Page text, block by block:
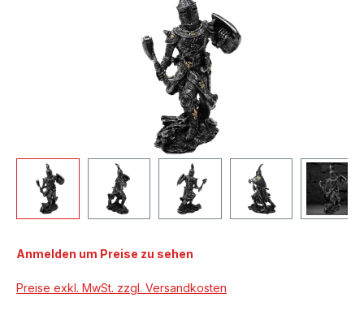
Anmelden um Preise zu sehen
Preise exkl. MwSt. zzgl. Versandkosten